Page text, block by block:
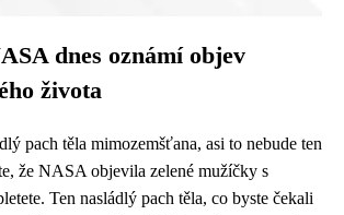
dnes oznámí objev
života
pach těla mimozemšťana, asi to nebude ten
že NASA objevila zelené mužíčky s
Ten nasládlý pach těla, co byste čekali